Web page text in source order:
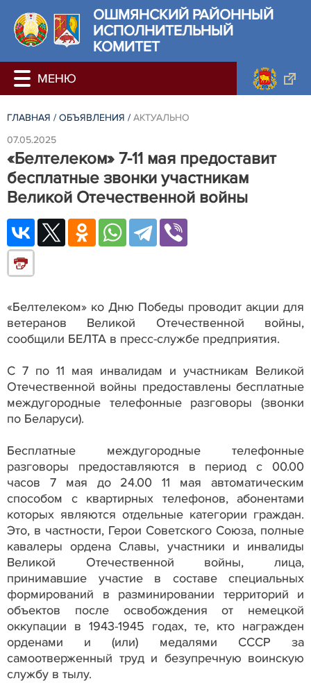
ОШМЯНСКИЙ РАЙОННЫЙ
ИСПОЛНИТЕЛЬНЫЙ
КОМИТЕТ
ГЛАВНАЯ / ОБЪЯВЛЕНИЯ / АКТУАЛЬНО
07.05.2025
«Белтелеком» 7-11 мая предоставит
бесплатные звонки участникам
Великой Отечественной войны
«Белтелеком» ко Дню Победы проводит акции для
ветеранов Великой Отечественной войны,
сообщили БЕЛТА в пресс-службе предприятия.
С 7 по 11 мая инвалидам и участникам Великой
Отечественной войны предоставлены бесплатные
междугородные телефонные разговоры (звонки
по Беларуси).
Бесплатные междугородные телефонные
разговоры предоставляются в период c 00.00
часов 7 мая до 24.00 11 мая автоматическим
способом с квартирных телефонов, абонентами
которых являются отдельные категории граждан.
Это, в частности, Герои Советского Союза, полные
кавалеры ордена Славы, участники и инвалиды
Великой Отечественной войны, лица,
принимавшие участие в составе специальных
формирований в разминировании территорий и
объектов после освобождения от немецкой
оккупации в 1943-1945 годах, те, кто награжден
орденами и (или) медалями СССР за
самоотверженный труд и безупречную воинскую
службу в тылу.